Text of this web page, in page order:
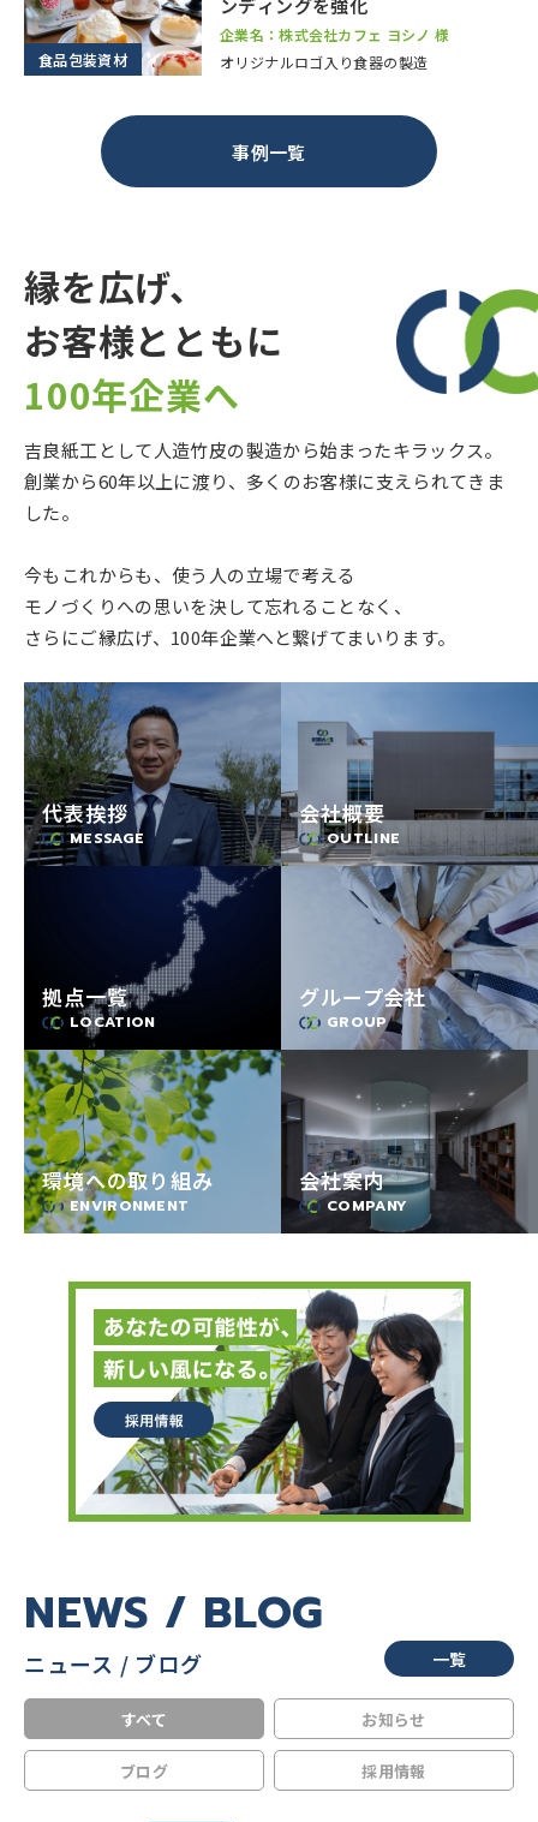
食品包装資材
ンディングを強化
企業名：株式会社カフェ ヨシノ 様
オリジナルロゴ入り食器の製造
事例一覧
縁を広げ、
お客様とともに
100年企業へ
吉良紙工として人造竹皮の製造から始まったキラックス。
創業から60年以上に渡り、多くのお客様に支えられてきま
した。
今もこれからも、使う人の立場で考える
モノづくりへの思いを決して忘れることなく、
さらにご縁広げ、100年企業へと繋げてまいります。
代表挨拶
MESSAGE
会社概要
OUTLINE
拠点一覧
LOCATION
グループ会社
GROUP
環境への取り組み
ENVIRONMENT
会社案内
COMPANY
NEWS / BLOG
ニュース / ブログ 一覧
すべて お知らせ
ブログ 採用情報